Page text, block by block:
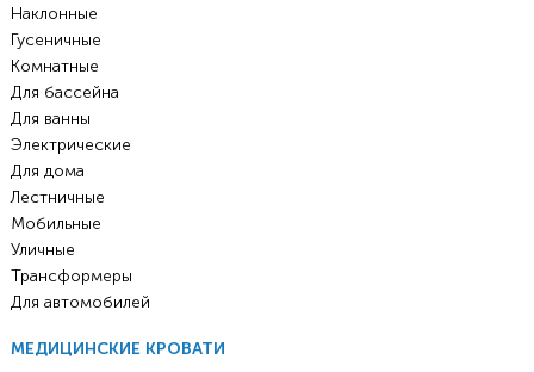
Наклонные
Гусеничные
Комнатные
Для бассейна
Для ванны
Электрические
Для дома
Лестничные
Мобильные
Уличные
Трансформеры
Для автомобилей
МЕДИЦИНСКИЕ КРОВАТИ